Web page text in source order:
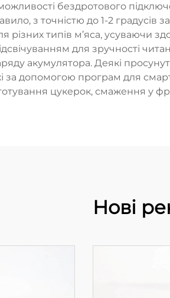
бездротового
з точністю до 1-2
різних типів м’яса, усуваючи
для зручності
акумулятора. Деякі
за допомогою програм для
цукерок, смаження у
Нові